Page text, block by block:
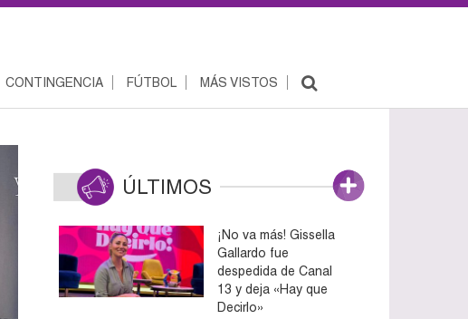
CONTINGENCIA FÚTBOL MÁS VISTOS
ÚLTIMOS
¡No va más! Gissella
Gallardo fue
despedida de Canal
13 y deja «Hay que
Decirlo»